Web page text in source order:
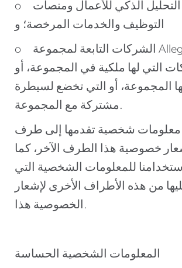
o مصادر التحليل الذكي للأعمال ومنصات
التوظيف والخدمات المرخصة؛ و
o الشركات التابعة لمجموعة Allegis Group؛
التي لها ملكية في المجموعة، أو
المجموعة، أو التي تخضع لسيطرة
مشتركة مع المجموعة.
شخصية تقدمها إلى طرف
خصوصية هذا الطرف الآخر، كما
للمعلومات الشخصية التي
من هذه الأطراف الأخرى لإشعار
الخصوصية هذا.
المعلومات الشخصية الحساسة